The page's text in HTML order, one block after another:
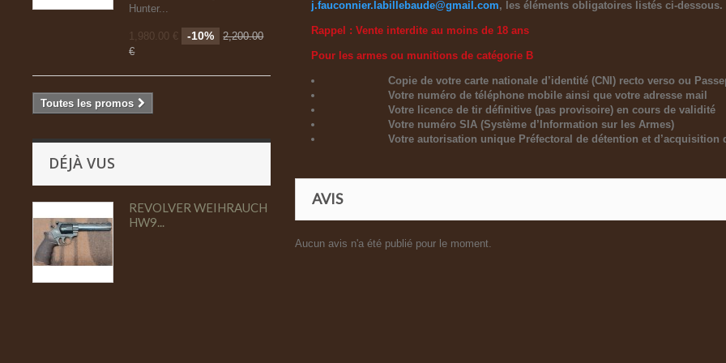
Hunter...
1,980.00 € -10%
2,200.00
€
Toutes les promos
DÉJÀ VUS
REVOLVER WEIHRAUCH
HW9...
j.fauconnier.labillebaude@gmail.com, les éléments obligatoires listés ci-dessous.
Rappel : Vente interdite au moins de 18 ans
Pour les armes ou munitions de catégorie B
Copie de votre carte nationale d’identité (CNI) recto verso ou
Votre numéro de téléphone mobile ainsi que votre adresse mail
Votre licence de tir définitive (pas provisoire) en cours de validité
Votre numéro SIA (Système d’Information sur les Armes)
Votre autorisation unique Préfectoral de détention et d’acquisition
AVIS
Aucun avis n'a été publié pour le moment.